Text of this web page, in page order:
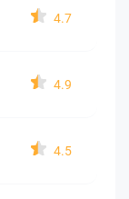
4.7
4.9
4.5